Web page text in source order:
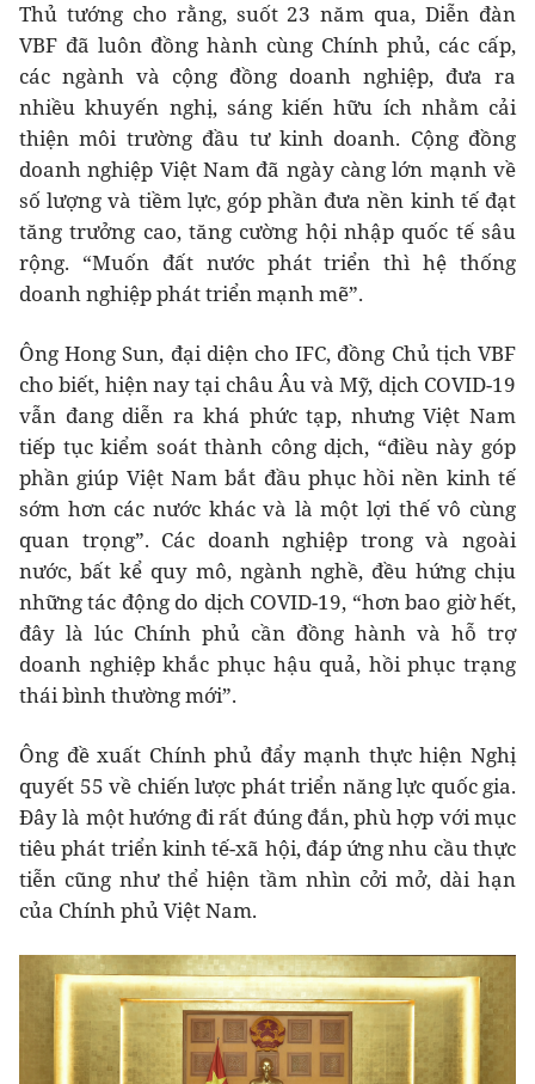
Thủ tướng cho rằng, suốt 23 năm qua, Diễn đàn
VBF đã luôn đồng hành cùng Chính phủ, các cấp,
các ngành và cộng đồng doanh nghiệp, đưa ra
nhiều khuyến nghị, sáng kiến hữu ích nhằm cải
thiện môi trường đầu tư kinh doanh. Cộng đồng
doanh nghiệp Việt Nam đã ngày càng lớn mạnh về
số lượng và tiềm lực, góp phần đưa nền kinh tế đạt
tăng trưởng cao, tăng cường hội nhập quốc tế sâu
rộng. “Muốn đất nước phát triển thì hệ thống
doanh nghiệp phát triển mạnh mẽ”.
Ông Hong Sun, đại diện cho IFC, đồng Chủ tịch VBF
cho biết, hiện nay tại châu Âu và Mỹ, dịch COVID-19
vẫn đang diễn ra khá phức tạp, nhưng Việt Nam
tiếp tục kiểm soát thành công dịch, “điều này góp
phần giúp Việt Nam bắt đầu phục hồi nền kinh tế
sớm hơn các nước khác và là một lợi thế vô cùng
quan trọng”. Các doanh nghiệp trong và ngoài
nước, bất kể quy mô, ngành nghề, đều hứng chịu
những tác động do dịch COVID-19, “hơn bao giờ hết,
đây là lúc Chính phủ cần đồng hành và hỗ trợ
doanh nghiệp khắc phục hậu quả, hồi phục trạng
thái bình thường mới”.
Ông đề xuất Chính phủ đẩy mạnh thực hiện Nghị
quyết 55 về chiến lược phát triển năng lực quốc gia.
Đây là một hướng đi rất đúng đắn, phù hợp với mục
tiêu phát triển kinh tế-xã hội, đáp ứng nhu cầu thực
tiễn cũng như thể hiện tầm nhìn cởi mở, dài hạn
của Chính phủ Việt Nam.